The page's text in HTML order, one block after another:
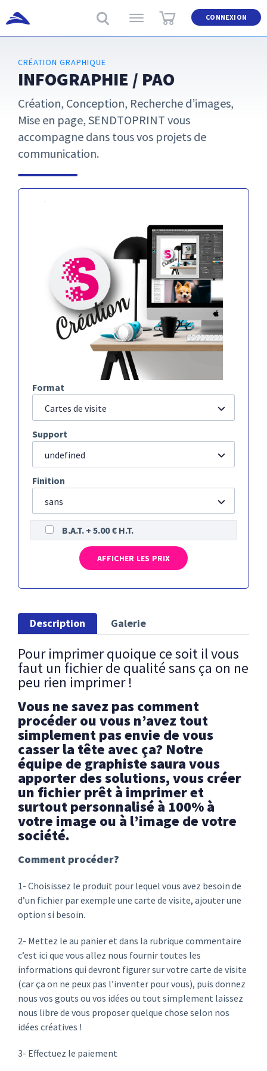
CONNEXION
CRÉATION GRAPHIQUE
INFOGRAPHIE / PAO
Création, Conception, Recherche d’images,
Mise en page, SENDTOPRINT vous
accompagne dans tous vos projets de
communication.
Format
Cartes de visite
Support
undefined
Finition
sans
B.A.T. + 5.00 € H.T.
AFFICHER LES PRIX
Description Galerie
Pour imprimer quoique ce soit il vous
faut un fichier de qualité sans ça on ne
peu rien imprimer !
Vous ne savez pas comment
procéder ou vous n’avez tout
simplement pas envie de vous
casser la tête avec ça? Notre
équipe de graphiste saura vous
apporter des solutions, vous créer
un fichier prêt à imprimer et
surtout personnalisé à 100% à
votre image ou à l’image de votre
société.
Comment procéder?
1- Choisissez le produit pour lequel vous avez besoin de
d’un fichier par exemple une carte de visite, ajouter une
option si besoin.
2- Mettez le au panier et dans la rubrique commentaire
c’est ici que vous allez nous fournir toutes les
informations qui devront figurer sur votre carte de visite
(car ça on ne peux pas l’inventer pour vous), puis donnez
nous vos gouts ou vos idées ou tout simplement laissez
nous libre de vous proposer quelque chose selon nos
idées créatives !
3- Effectuez le paiement